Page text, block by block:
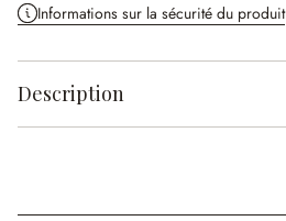
Informations sur la sécurité du produit
Description